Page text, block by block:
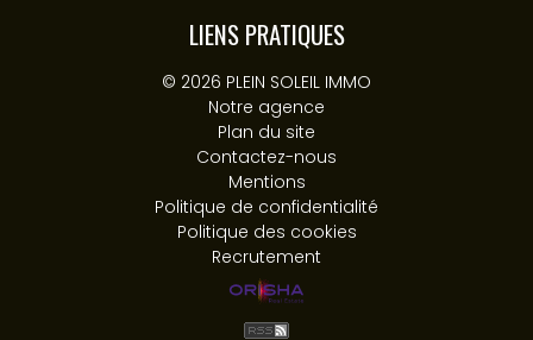
LIENS PRATIQUES
© 2026 PLEIN SOLEIL IMMO
Notre agence
Plan du site
Contactez-nous
Mentions
Politique de confidentialité
Politique des cookies
Recrutement